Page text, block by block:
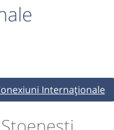
Internaționale